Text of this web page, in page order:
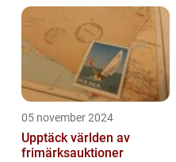
05 november 2024
Upptäck världen av
frimärksauktioner